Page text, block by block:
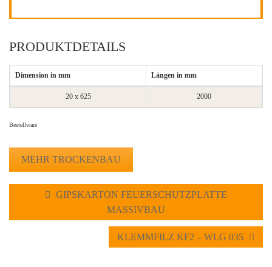
PRODUKTDETAILS
Dimension in mm Längen in mm
20 x 625 2000
Bestellware
MEHR TROCKENBAU
GIPSKARTON FEUERSCHUTZPLATTE
MASSIVBAU
KLEMMFILZ KF2 – WLG 035